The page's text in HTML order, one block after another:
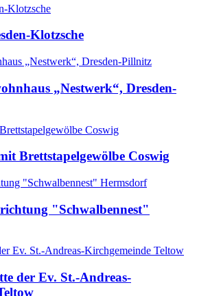
Klotzsche
„Nestwerk“, Dresden-
Brettstapelgewölbe Coswig
"Schwalbennest"
der Ev. St.-Andreas-